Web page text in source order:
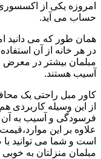
امروزه یکی از
حساب می آید.
همان طور که می دانید
در هر خانه از آن
مبلمان بیشتر در
آسیب هستند.
کاور مبل راحتی یک
از این وسیله کاربردی
فرسودگی و آسیب به
علاوه بر این
است و شما می توانید
مبلمان منزلتان به